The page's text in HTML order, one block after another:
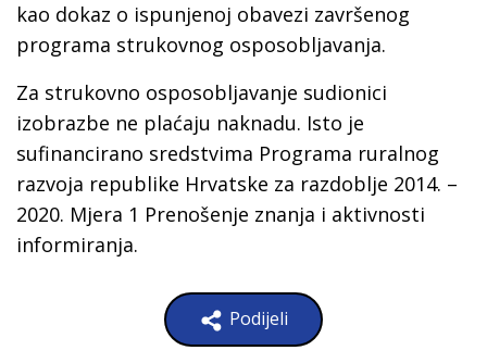
kao dokaz o ispunjenoj obavezi završenog
programa strukovnog osposobljavanja.
Za strukovno osposobljavanje sudionici
izobrazbe ne plaćaju naknadu. Isto je
sufinancirano sredstvima Programa ruralnog
razvoja republike Hrvatske za razdoblje 2014. –
2020. Mjera 1 Prenošenje znanja i aktivnosti
informiranja.
Podijeli